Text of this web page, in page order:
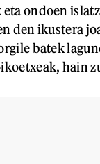
eta ondoen
den ikustera
batek
hain